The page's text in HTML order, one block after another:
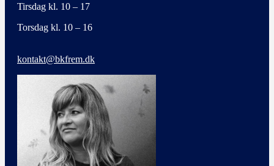
Tirsdag kl. 10 – 17
Torsdag kl. 10 – 16
kontakt@bkfrem.dk